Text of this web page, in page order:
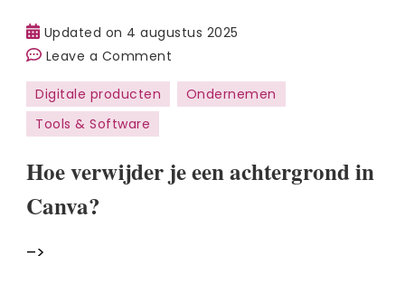
Updated on 4 augustus 2025
Leave a Comment
Hoe
verwijder
achtergrond
Digitale producten
Ondernemen
Tools & Software
Hoe verwijder je een achtergrond in
Canva?
–>